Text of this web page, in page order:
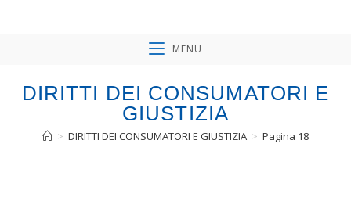
MENU
DIRITTI DEI CONSUMATORI E
GIUSTIZIA
> DIRITTI DEI CONSUMATORI E GIUSTIZIA > Pagina 18